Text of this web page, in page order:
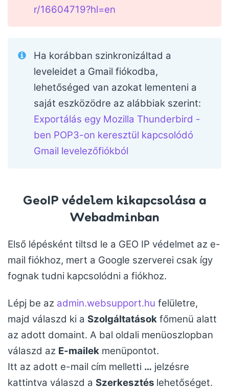
r/16604719?hl=en
Ha korábban szinkronizáltad a
leveleidet a Gmail fiókodba,
lehetőséged van azokat lementeni a
saját eszközödre az alábbiak szerint:
Exportálás egy Mozilla Thunderbird -
ben POP3-on keresztül kapcsolódó
Gmail levelezőfiókból
GeoIP védelem kikapcsolása a
Webadminban
Első lépésként tiltsd le a GEO IP védelmet az e-
mail fiókhoz, mert a Google szerverei csak így
fognak tudni kapcsolódni a fiókhoz.
Lépj be az admin.websupport.hu felületre,
majd válaszd ki a Szolgáltatások főmenü alatt
az adott domaint. A bal oldali menüoszlopban
válaszd az E-mailek menüpontot.
Itt az adott e-mail cím melletti … jelzésre
kattintva válaszd a Szerkesztés lehetőséget.